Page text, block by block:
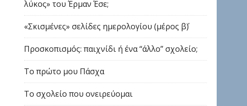
λύκος» του Έρμαν Έσε;
«Σκισμένες» σελίδες ημερολογίου (μέρος β΄)
Προσκοπισμός: παιχνίδι ή ένα “άλλο” σχολείο;
Το πρώτο μου Πάσχα
Το σχολείο που ονειρεύομαι